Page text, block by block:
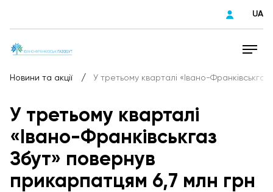
UA
Новини та акції / У третьому кварталі «Івано-
У третьому кварталі
«Івано-Франківськгаз
Збут» повернув
прикарпатцям 6,7 млн грн